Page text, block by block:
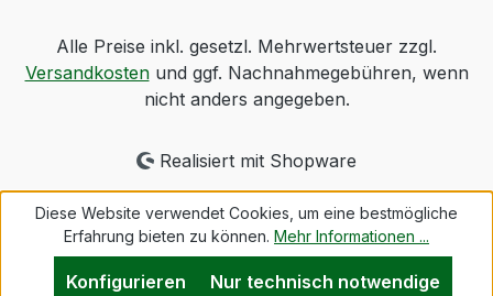
Alle Preise inkl. gesetzl. Mehrwertsteuer zzgl.
Versandkostenund ggf. Nachnahmegebühren, wenn
nicht anders angegeben.
Realisiert mit Shopware
Diese Website verwendet Cookies, um eine bestmögliche
Erfahrung bieten zu können. Mehr Informationen ...
Nur technisch notwendige
Konfigurieren